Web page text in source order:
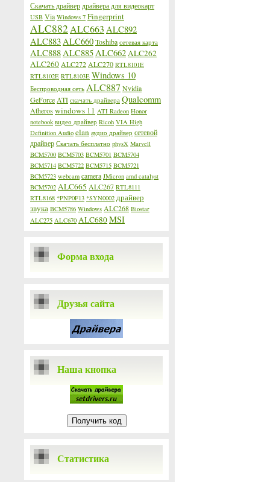
Скачать драйвер драйвера для видеокарт
USB Via Windows 7 Fingerprint
ALC882 ALC663 ALC892
ALC883ALC660Toshiba сетевая карта
ALC888ALC885ALC662ALC262
ALC260 ALC272 ALC270 RTL8101E
RTL8102E RTL8103E Windows 10
Беспроводная сеть ALC887 Nvidia
GeForce ATI скачать драйвера Qualcomm
Atheroswindows 11 ATI Radeon Honor
notebook видео драйвер Ricoh VIA High
Definition Audio elan аудио драйвер сетевой
драйвер Скачать бесплатно physX Marvell
BCM5700 BCM5703 BCM5701 BCM5704
BCM5714 BCM5722 BCM5715 BCM5721
BCM5723 webcam camera JMicron amd catalyst
BCM5702 ALC665 ALC267 RTL8111
RTL8168 *PNP0F13 *SYN0002 драйвер
звука BCM5786 Windows ALC268 Biostar
ALC275 ALC670 ALC680MSI
Форма входа
Друзья сайта
Наша кнопка
Статистика